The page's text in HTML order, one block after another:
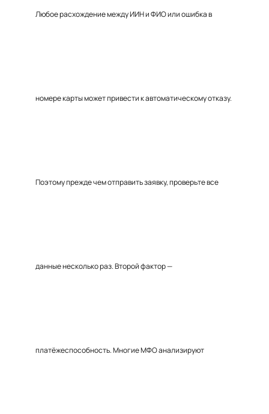
Любое расхождение между ИИН и ФИО или ошибка в
номере карты может привести к автоматическому отказу.
Поэтому прежде чем отправить заявку, проверьте все
данные несколько раз. Второй фактор —
платёжеспособность. Многие МФО анализируют